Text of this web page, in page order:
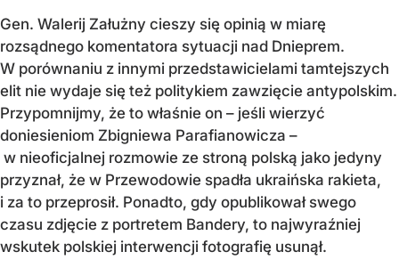
Gen. Walerij Załużny cieszy się opinią w miarę
rozsądnego komentatora sytuacji nad Dnieprem.
W porównaniu z innymi przedstawicielami tamtejszych
elit nie wydaje się też politykiem zawzięcie antypolskim.
Przypomnijmy, że to właśnie on – jeśli wierzyć
doniesieniom Zbigniewa Parafianowicza –
w nieoficjalnej rozmowie ze stroną polską jako jedyny
przyznał, że w Przewodowie spadła ukraińska rakieta,
i za to przeprosił. Ponadto, gdy opublikował swego
czasu zdjęcie z portretem Bandery, to najwyraźniej
wskutek polskiej interwencji fotografię usunął.